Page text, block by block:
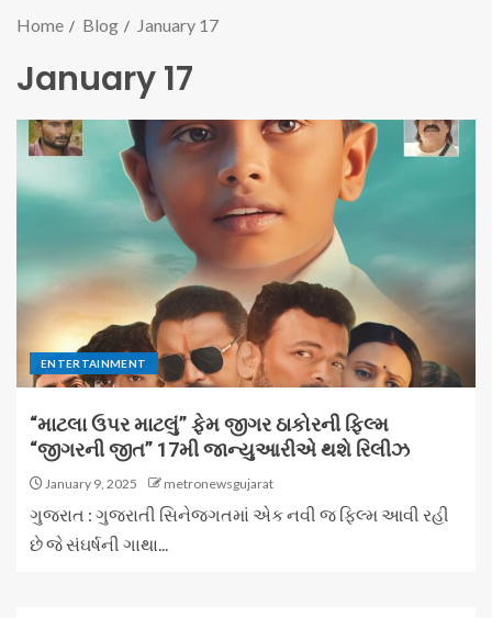
Home Blog January 17
January 17
ENTERTAINMENT
“માટલા ઉપર માટલું” ફેમ જીગર ઠાકોરની ફિલ્મ
“જીગરની જીત” 17મી જાન્યુઆરીએ થશે રિલીઝ
January 9, 2025 metronewsgujarat
ગુજરાત : ગુજરાતી સિનેજગતમાં એક નવી જ ફિલ્મ આવી રહી
છે જે સંઘર્ષની ગાથા...